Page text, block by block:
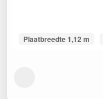
Plaatbreedte 1,12 m